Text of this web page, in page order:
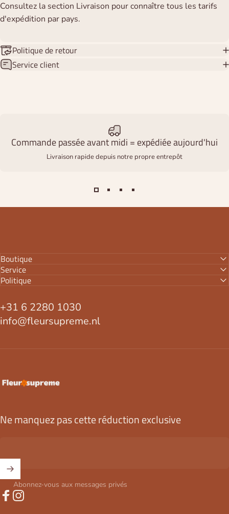
Consultez la section Livraison pour connaître tous les tarifs
d'expédition par pays.
Politique de retour
Service client
Commande passée avant midi = expédiée aujourd'hui
Livraison rapide depuis notre propre entrepôt
Boutique
Service
Politique
+31 6 2280 1030
info@fleursupreme.nl
FleurSupreme
Ne manquez pas cette réduction exclusive
Abonnez-vous aux messages privés